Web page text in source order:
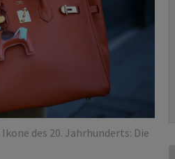
des 20. Jahrhunderts: Die